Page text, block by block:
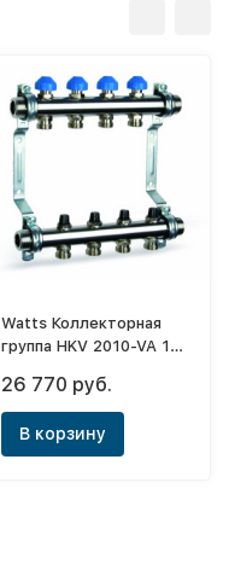
Watts Коллекторная
группа HKV 2010-VA 1"
26 770 руб.
В корзину